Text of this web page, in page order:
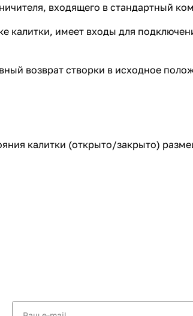
входящего в стандартный
калитки, имеет входы для
возврат створки в исходное
калитки (открыто/закрыто)